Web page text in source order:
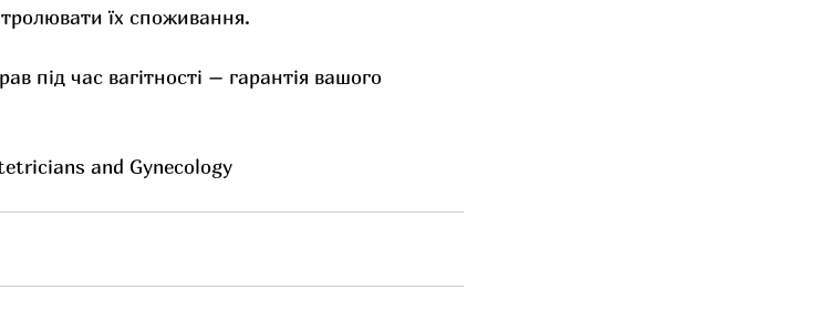
їх споживання.
під час вагітності – гарантія вашого
and Gynecology